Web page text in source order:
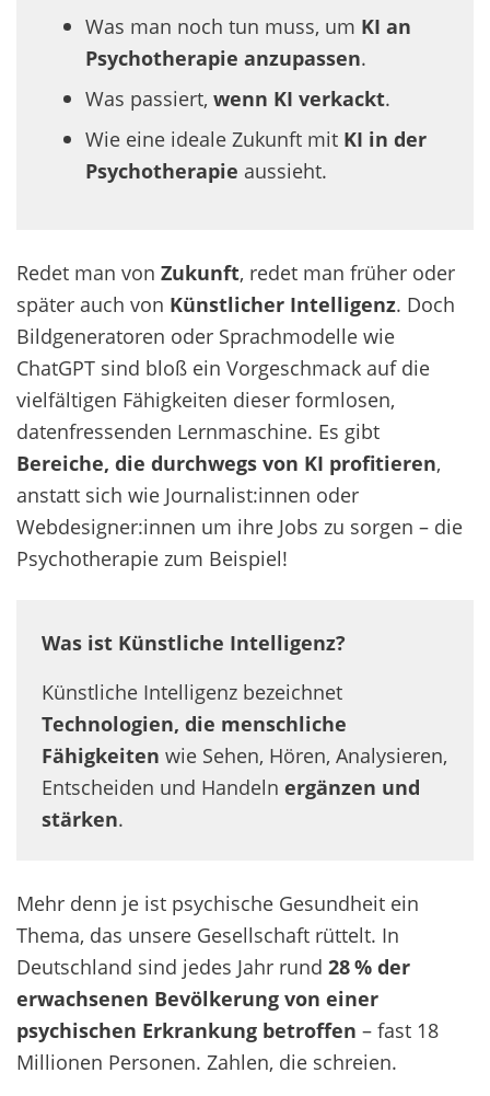
Was man noch tun muss, um KI an
Psychotherapie anzupassen.
Was passiert, wenn KI verkackt.
Wie eine ideale Zukunft mit KI in der
Psychotherapie aussieht.
Redet man von Zukunft, redet man früher oder
später auch von Künstlicher Intelligenz. Doch
Bildgeneratoren oder Sprachmodelle wie
ChatGPT sind bloß ein Vorgeschmack auf die
vielfältigen Fähigkeiten dieser formlosen,
datenfressenden Lernmaschine. Es gibt
Bereiche, die durchwegs von KI profitieren,
anstatt sich wie Journalist:innen oder
Webdesigner:innen um ihre Jobs zu sorgen – die
Psychotherapie zum Beispiel!
Was ist Künstliche Intelligenz?
Künstliche Intelligenz bezeichnet
Technologien, die menschliche
Fähigkeiten wie Sehen, Hören, Analysieren,
Entscheiden und Handeln ergänzen und
stärken.
Mehr denn je ist psychische Gesundheit ein
Thema, das unsere Gesellschaft rüttelt. In
Deutschland sind jedes Jahr rund 28 % der
erwachsenen Bevölkerung von einer
psychischen Erkrankung betroffen – fast 18
Millionen Personen. Zahlen, die schreien.